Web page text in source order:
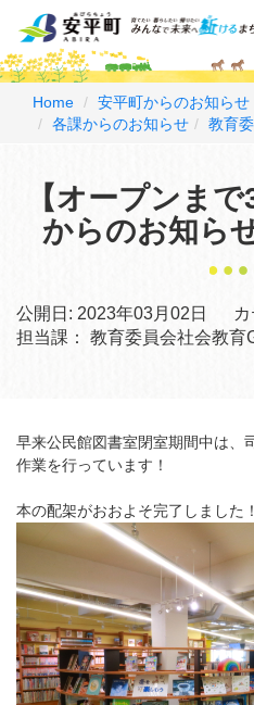
Home 安平町からのお知らせ
各課からのお知らせ
教育
【オープンま
からのお知ら
公開日: 2023年03月02日 カ
担当課：
教育委員会社会教育
早来公民館図書室閉室期間中は、
作業を行っています！
本の配架がおおよそ完了しました